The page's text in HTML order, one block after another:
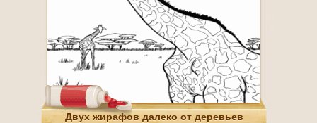
Двух жирафов далеко от деревьев